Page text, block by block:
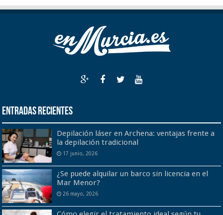
Entradas recientes
Depilación láser en Archena: ventajas frente a
la depilación tradicional
17 junio, 2026
¿Se puede alquilar un barco sin licencia en el
Mar Menor?
26 mayo, 2026